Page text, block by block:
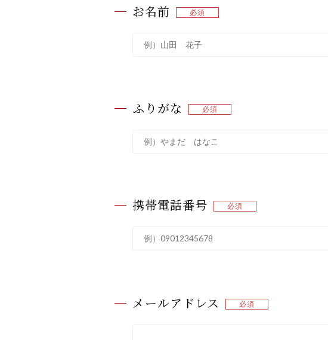
お名前
ふりがな
携帯電話番号
メールアドレス